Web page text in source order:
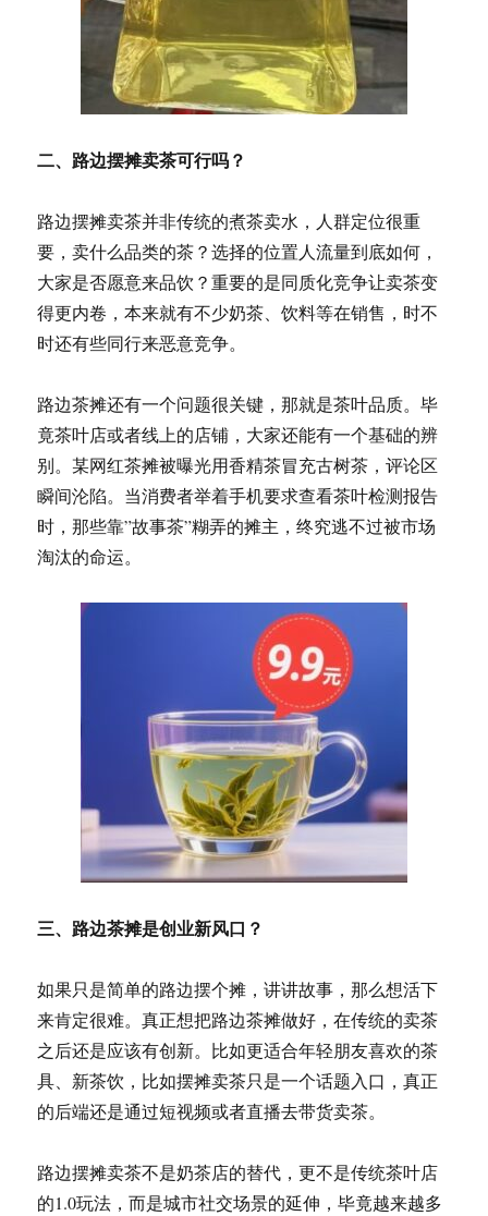
二、路边摆摊卖茶可行吗？
路边摆摊卖茶并非传统的煮茶卖水，人群定位很重
要，卖什么品类的茶？选择的位置人流量到底如何，
大家是否愿意来品饮？重要的是同质化竞争让卖茶变
得更内卷，本来就有不少奶茶、饮料等在销售，时不
时还有些同行来恶意竞争。
路边茶摊还有一个问题很关键，那就是茶叶品质。毕
竟茶叶店或者线上的店铺，大家还能有一个基础的辨
别。某网红茶摊被曝光用香精茶冒充古树茶，评论区
瞬间沦陷。当消费者举着手机要求查看茶叶检测报告
时，那些靠”故事茶”糊弄的摊主，终究逃不过被市场
淘汰的命运。
三、路边茶摊是创业新风口？
如果只是简单的路边摆个摊，讲讲故事，那么想活下
来肯定很难。真正想把路边茶摊做好，在传统的卖茶
之后还是应该有创新。比如更适合年轻朋友喜欢的茶
具、新茶饮，比如摆摊卖茶只是一个话题入口，真正
的后端还是通过短视频或者直播去带货卖茶。
路边摆摊卖茶不是奶茶店的替代，更不是传统茶叶店
的1.0玩法，而是城市社交场景的延伸，毕竟越来越多